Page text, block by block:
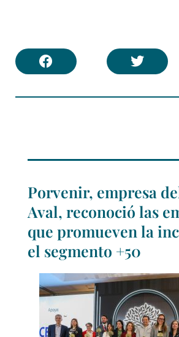
Porvenir, empresa
Aval, reconoció las
que promueven la
el segmento +50